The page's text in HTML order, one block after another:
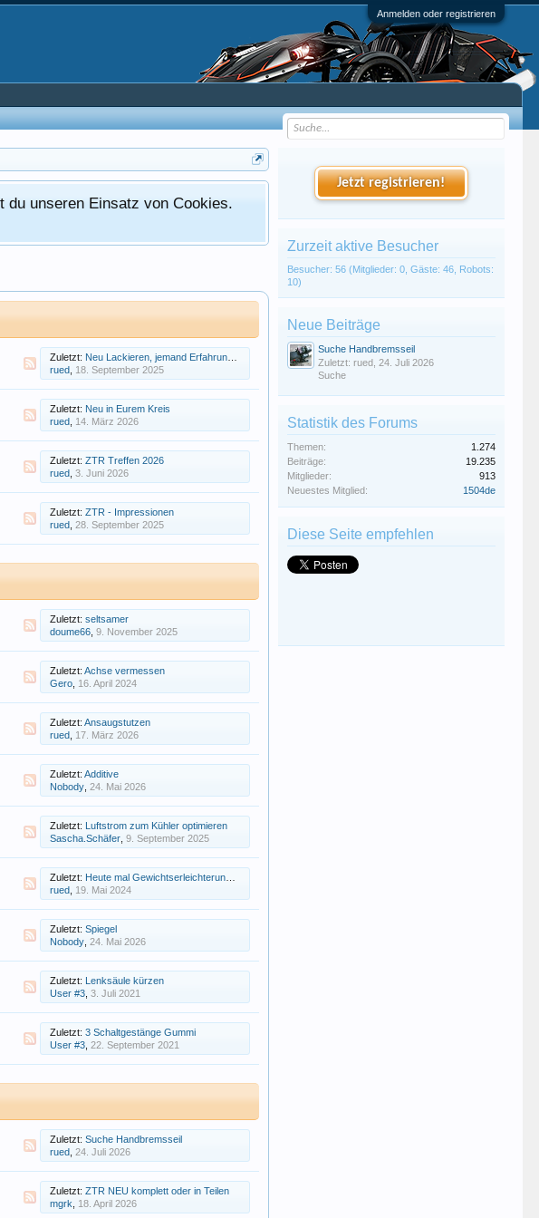
Anmelden oder registrieren
du unseren Einsatz von Cookies.
Zuletzt: Neu Lackieren, jemand Erfahrung damit ?
rued, 18. September 2025
Zuletzt: Neu in Eurem Kreis
rued, 14. März 2026
Zuletzt: ZTR Treffen 2026
rued, 3. Juni 2026
Zuletzt: ZTR - Impressionen
rued, 28. September 2025
Zuletzt: seltsamer
doume66, 9. November 2025
Zuletzt: Achse vermessen
Gero, 16. April 2024
Zuletzt: Ansaugstutzen
rued, 17. März 2026
Zuletzt: Additive
Nobody, 24. Mai 2026
Zuletzt: Luftstrom zum Kühler optimieren
Sascha.Schäfer, 9. September 2025
Zuletzt: Heute mal Gewichtserleichterung durch LiFeYPo...
rued, 19. Mai 2024
Zuletzt: Spiegel
Nobody, 24. Mai 2026
Zuletzt: Lenksäule kürzen
User #3, 3. Juli 2021
Zuletzt: 3 Schaltgestänge Gummi
User #3, 22. September 2021
Zuletzt: Suche Handbremsseil
rued, 24. Juli 2026
Zuletzt: ZTR NEU komplett oder in Teilen
mgrk
18. April 2026
Jetzt registrieren!
Zurzeit aktive Besucher
Besucher: 56 (Mitglieder: 0, Gäste: 46, Robots:
10)
Neue Beiträge
Suche Handbremsseil
Zuletzt: rued, 24. Juli 2026
Suche
Statistik des Forums
Themen:
1.274
Beiträge:
19.235
Mitglieder:
913
Neuestes Mitglied:
1504de
Diese Seite empfehlen